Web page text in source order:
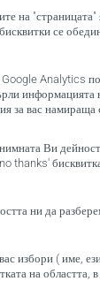
на
се
Analytics
вас
Ви
thanks'
ни да
избори ( име,
на